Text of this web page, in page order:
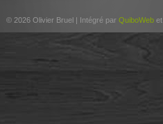
© 2026 Olivier Bruel | Intégré par QuiboWeb